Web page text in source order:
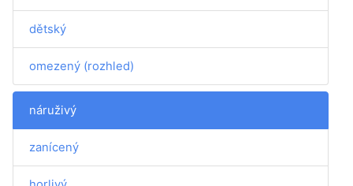
dětský
omezený (rozhled)
náruživý
zanícený